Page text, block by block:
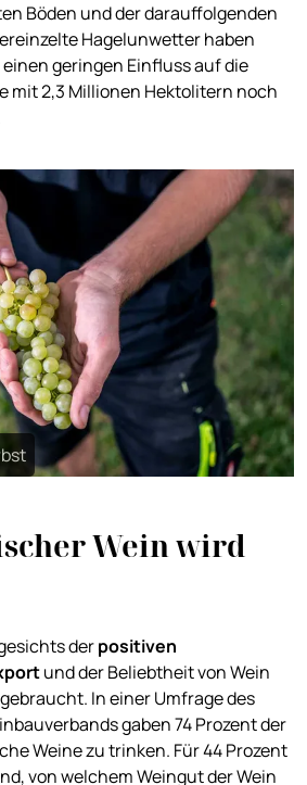
Böden und der darauffolgenden
Hagelunwetter haben
geringen Einfluss auf die
mit 2,3 Millionen Hektolitern noch
Wein wird
derpositiven
und der Beliebtheit von Wein
In einer Umfrage des
gaben 74 Prozent der
Weine zu trinken. Für 44 Prozent
von welchem Weingut der Wein